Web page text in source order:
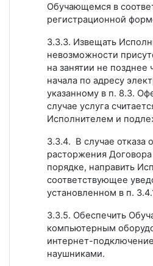
Обучающемся в
регистрационной
3.3.3. Извещать
невозможности
на занятии не позднее
начала по адресу
указанному в п. 8.3.
случае услуга
Исполнителем и
3.3.4. В случае отказа
расторжения
порядке, направить
соответствующее
установленном в п.
3.3.5. Обеспечить
компьютерным
интернет-
наушниками.